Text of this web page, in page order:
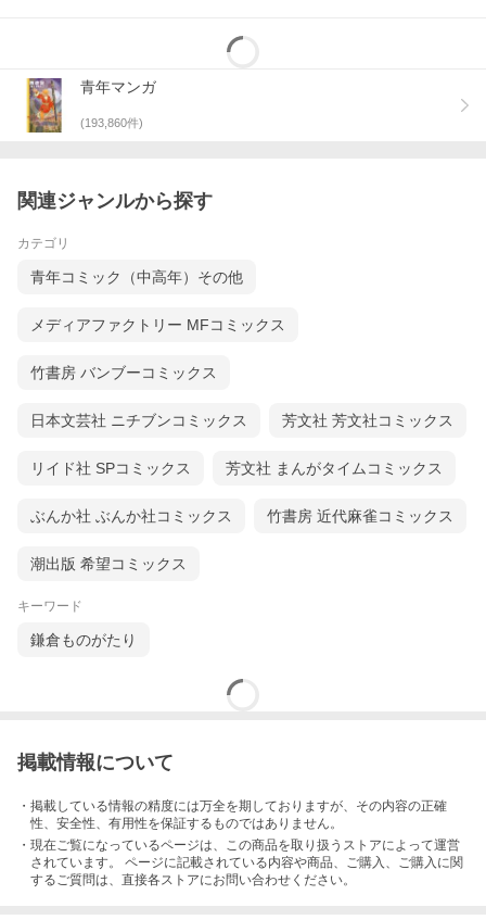
青年マンガ
(193,860件)
関連ジャンルから探す
カテゴリ
青年コミック（中高年）その他
メディアファクトリー MFコミックス
竹書房 バンブーコミックス
日本文芸社 ニチブンコミックス 芳文社 芳文社コミックス
リイド社 SPコミックス 芳文社 まんがタイムコミックス
ぶんか社 ぶんか社コミックス 竹書房 近代麻雀コミックス
潮出版 希望コミックス
キーワード
鎌倉ものがたり
掲載情報について
・掲載している情報の精度には万全を期しておりますが、その内容の正確
性、安全性、有用性を保証するものではありません。
・現在ご覧になっているページは、この商品を取り扱うストアによって運営
されています。 ページに記載されている内容や商品、ご購入 、ご購入に関
するご質問は、直接各ストアにお問い合わせください。